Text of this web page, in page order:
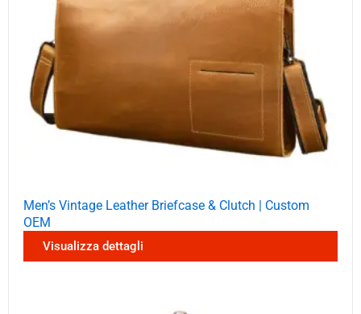
Men’s Vintage Leather Briefcase & Clutch | Custom
OEM
Visualizza dettagli